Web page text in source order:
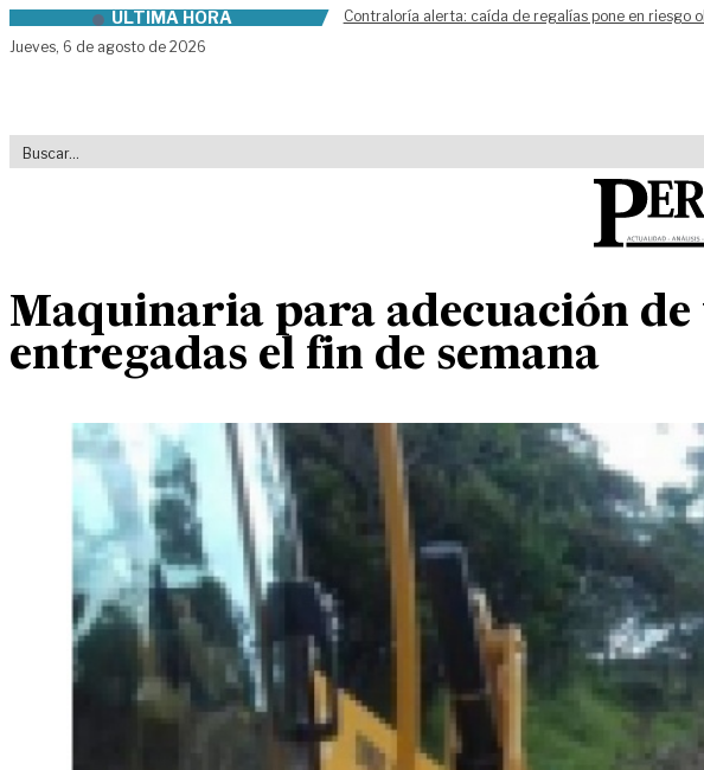
Skip to contentÚLTIMA HORA
Contraloría alerta: caída de regalías pone en riesgo
Jueves, 6 de agosto de 2026
Maquinaria para adecuación de
entregadas el fin de semana